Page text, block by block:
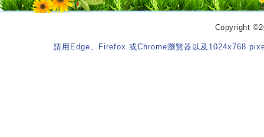
Copyright
請用Edge、Firefox 或Chrome瀏覽器以及1024x768